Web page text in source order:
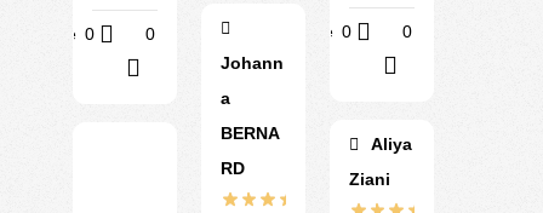
Utile 0 0
Johann
a
BERNA
RD
Utile 0 0
Aliya
Ziani